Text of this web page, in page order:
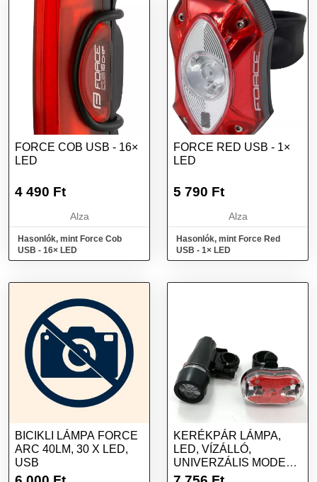
FORCE COB USB - 16×
LED
4 490 Ft
Alza
Hasonlók, mint Force Cob
USB - 16× LED
FORCE RED USB - 1×
LED
5 790 Ft
Alza
Hasonlók, mint Force Red
USB - 1× LED
BICIKLI LÁMPA FORCE
ARC 40LM, 30 X LED,
USB
KERÉKPÁR LÁMPA,
LED, VÍZÁLLÓ,
UNIVERZÁLIS MODELL
5 LED ELŐL 9 LED...